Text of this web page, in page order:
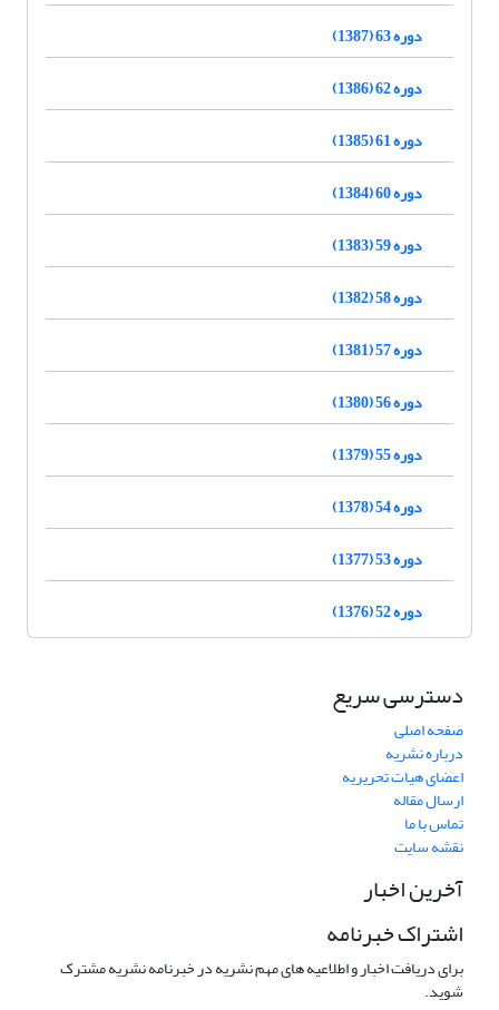
دوره 63 (1387)
دوره 62 (1386)
دوره 61 (1385)
دوره 60 (1384)
دوره 59 (1383)
دوره 58 (1382)
دوره 57 (1381)
دوره 56 (1380)
دوره 55 (1379)
دوره 54 (1378)
دوره 53 (1377)
دوره 52 (1376)
دسترسی سریع
صفحه اصلی
درباره نشریه
اعضای هیات تحریریه
ارسال مقاله
تماس با ما
نقشه سایت
آخرین اخبار
اشتراک خبرنامه
برای دریافت اخبار و اطلاعیه های مهم نشریه در خبرنامه نشریه مشترک
شوید.